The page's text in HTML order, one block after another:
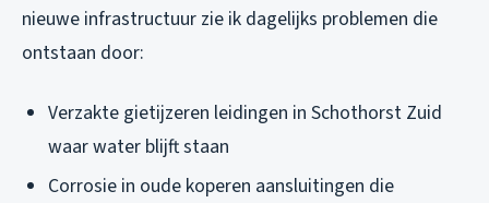
nieuwe infrastructuur zie ik dagelijks problemen die
ontstaan door:
Verzakte gietijzeren leidingen in Schothorst Zuid
waar water blijft staan
Corrosie in oude koperen aansluitingen die